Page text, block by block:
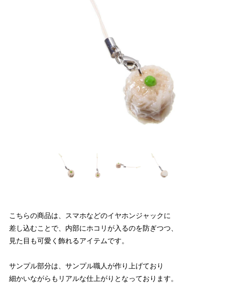
こちらの商品は、スマホなどのイヤホンジャックに
差し込むことで、内部にホコリが入るのを防ぎつつ、
見た目も可愛く飾れるアイテムです。
サンプル部分は、サンプル職人が作り上げており
細かいながらもリアルな仕上がりとなっております。